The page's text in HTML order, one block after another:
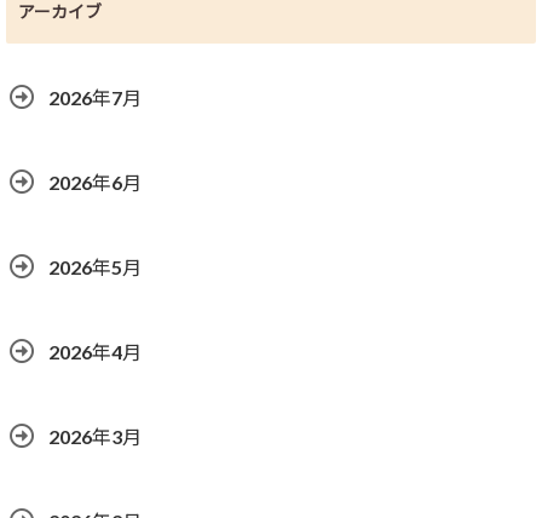
アーカイブ
2026年7月
2026年6月
2026年5月
2026年4月
2026年3月